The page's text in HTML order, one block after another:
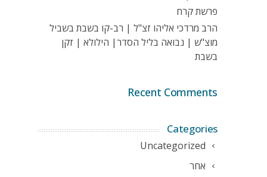
פרשת קרח
הרב מרדכי אליהו זצ"ל | רב-קו בשבת בשביל
מוצ"ש | נבואה בליל הסדר| הילולא | זקן
בשבת
Recent Comments
Categories
Uncategorized
אחר